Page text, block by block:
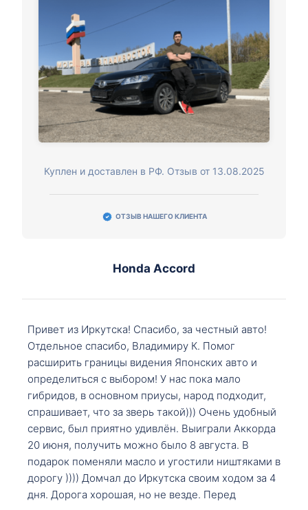
Куплен и доставлен в РФ. Отзыв от 13.08.2025
ОТЗЫВ НАШЕГО КЛИЕНТА
Honda Accord
Привет из Иркутска! Спасибо, за честный авто!
Отдельное спасибо, Владимиру К. Помог
расширить границы видения Японских авто и
определиться с выбором! У нас пока мало
гибридов, в основном приусы, народ подходит,
спрашивает, что за зверь такой))) Очень удобный
сервис, был приятно удивлён. Выиграли Аккорда
20 июня, получить можно было 8 августа. В
подарок поменяли масло и угостили ништяками в
дорогу )))) Домчал до Иркутска своим ходом за 4
дня. Дорога хорошая, но не везде. Перед